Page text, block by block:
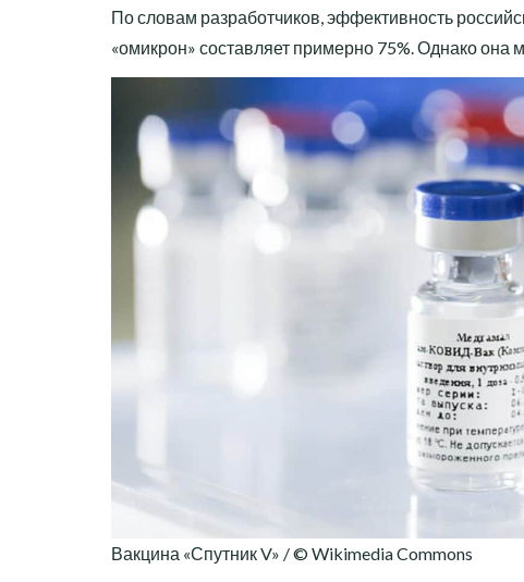
По словам разработчиков, эффективность
«омикрон» составляет примерно 75%. Однако
Вакцина «Спутник V» / © Wikimedia Commons